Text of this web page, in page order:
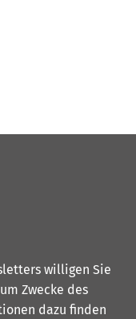
willigen Sie
Zwecke des
dazu finden